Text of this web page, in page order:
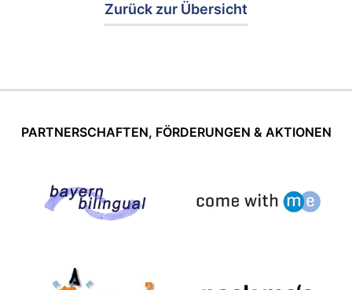
Zurück zur Übersicht
PARTNERSCHAFTEN, FÖRDERUNGEN & AKTIONEN